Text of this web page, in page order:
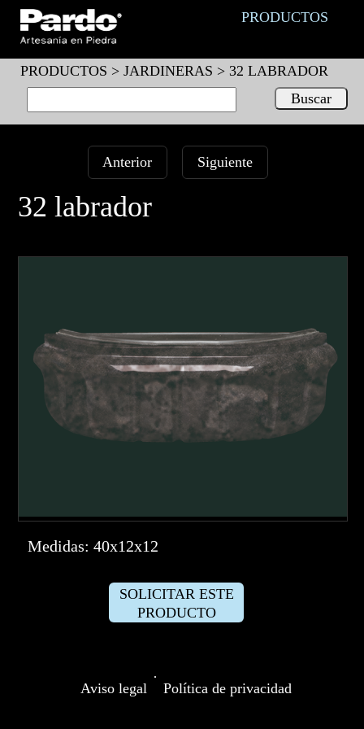
PRODUCTOS
PRODUCTOS > JARDINERAS > 32 LABRADOR
Anterior Siguiente
32 labrador
Medidas: 40x12x12
SOLICITAR ESTE
PRODUCTO
Aviso legal
·
Política de privacidad